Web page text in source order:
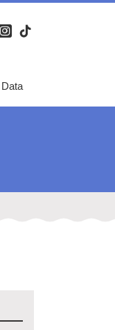
Data
natural disaster